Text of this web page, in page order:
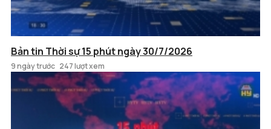
Bản tin Thời sự 15 phút ngày 30/7/2026
9 ngày trước 247 lượt xem